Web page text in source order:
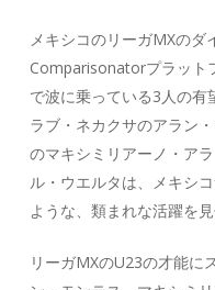
メキシコのリーガMXのダ
Comparisonatorプラット
で波に乗っている3人の有
ラブ・ネカクサのアラン
のマキシミリアーノ・ア
ル・ウエルタは、メキシ
ような、類まれな活躍を見
リーガMXのU23の才能に